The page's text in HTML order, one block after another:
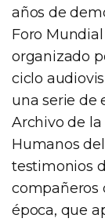
años de
Foro
organizado
ciclo
una serie de
Archivo de
Humanos
testimonios
compañeros
época, que